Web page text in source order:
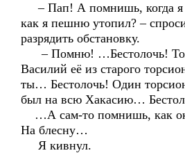
– Пап! А помнишь, когда я
как я пешню утопил? –
разрядить обстановку.
– Помню! …Бестолочь!
Василий её из старого
ты… Бестолочь! Один
был на всю Хакасию…
…А сам-то помнишь, как
На блесну…
Я кивнул.